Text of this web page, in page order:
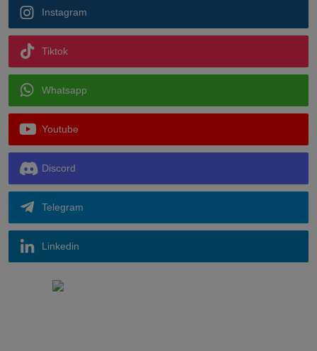
Instagram
Tiktok
Whatsapp
Youtube
Discord
Telegram
Linkedin